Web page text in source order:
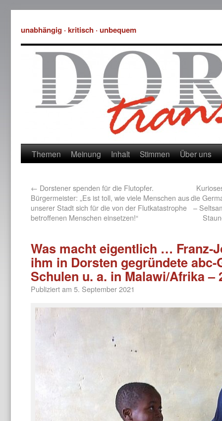
unabhängig · kritisch · unbequem
Themen Meinung Inhalt Stimmen Über uns
← Dorstener spenden für die Flutopfer.
Bürgermeister: „Es ist toll, wie viele Menschen aus
unserer Stadt sich für die von der Flutkatastrophe
betroffenen Menschen einsetzen!“
die
–
Was macht eigentlich … Franz-
ihm in Dorsten gegründete
Schulen u. a. in Malawi/Afrika –
Publiziert am 5. September 2021